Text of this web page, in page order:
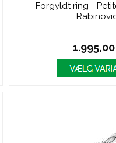
Forgyldt ring -
1.995,00